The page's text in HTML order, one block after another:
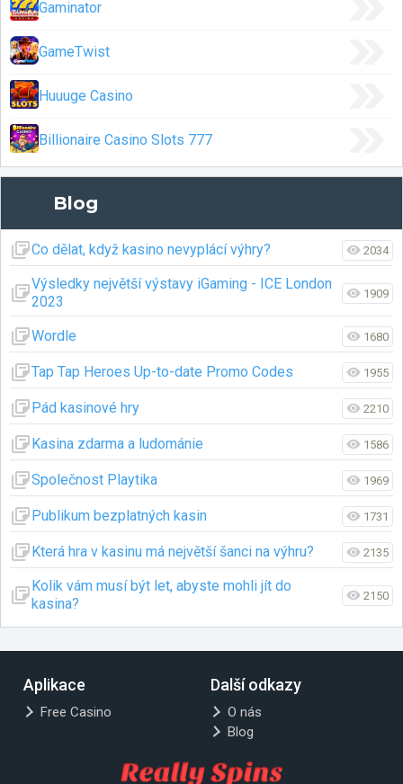
Gaminator
GameTwist
Huuuge Casino
Billionaire Casino Slots 777
Blog
Co dělat, když kasino nevyplácí výhry? 2034
Výsledky největší výstavy iGaming - ICE London
2023
1909
Wordle 1680
Tap Tap Heroes Up-to-date Promo Codes 1955
Pád kasinové hry 2210
Kasina zdarma a ludománie 1586
Společnost Playtika 1969
Publikum bezplatných kasin 1731
Která hra v kasinu má největší šanci na výhru? 2135
Kolik vám musí být let, abyste mohli jít do
kasina?
2150
Aplikace
Free Casino
Další odkazy
O nás
Blog